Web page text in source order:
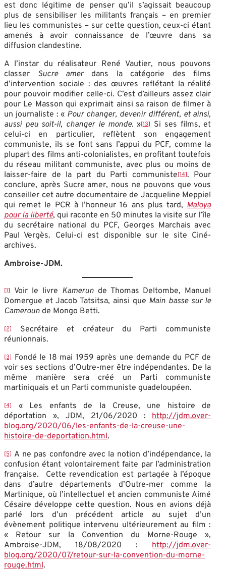
est donc légitime de penser qu’il s’agissait beaucoup
plus de sensibiliser les militants français – en premier
lieu les communistes – sur cette question, ceux-ci étant
amenés à avoir connaissance de l’œuvre dans sa
diffusion clandestine.
A l’instar du réalisateur René Vautier, nous pouvons
classer Sucre amerdans la catégorie des films
d’intervention sociale : des œuvres reflétant la réalité
pour pouvoir modifier celle-ci. C’est d’ailleurs assez clair
pour Le Masson qui exprimait ainsi sa raison de filmer à
un journaliste : « Pour changer, devenir différent, et ainsi,
aussi peu soit-il, changer le monde. »[13]
Si ses films, et
celui-ci en particulier, reflètent son engagement
communiste, ils se font sans l’appui du PCF, comme la
plupart des films anti-colonialistes, en profitant toutefois
du réseau militant communiste, avec plus ou moins de
laisser-faire de la part du Parti communiste[14]. Pour
conclure, après Sucre amer, nous ne pouvons que vous
conseiller cet autre documentaire de Jacqueline Meppiel
qui remet le PCR à l’honneur 16 ans plus tard, Maloya
pour la liberté, qui raconte en 50 minutes la visite sur l’île
du secrétaire national du PCF, Georges Marchais avec
Paul Vergès. Celui-ci est disponible sur le site Ciné-
archives.
Ambroise-JDM.
[1] Voir le livre Kamerunde Thomas Deltombe, Manuel
Domergue et Jacob Tatsitsa, ainsi que Main basse sur le
Cameroun de Mongo Betti.
[2]
Secrétaire et créateur du Parti communiste
réunionnais.
[3]
Fondé le 18 mai 1959 après une demande du PCF de
voir ses sections d’Outre-mer être indépendantes. De la
même manière sera créé un Parti communiste
martiniquais et un Parti communiste guadeloupéen.
[4]
« Les enfants de la Creuse, une histoire de
déportation », JDM, 21/06/2020 : http://jdm.over-
blog.org/2020/06/les-enfants-de-la-creuse-une-
histoire-de-deportation.html.
[5] A ne pas confondre avec la notion d’indépendance, la
confusion étant volontairement faite par l’administration
française. Cette revendication est partagée à l’époque
dans d’autre départements d’Outre-mer comme la
Martinique, où l’intellectuel et ancien communiste Aimé
Césaire développe cette question. Nous en avions déjà
parlé lors d’un précédent article au sujet d’un
évènement politique intervenu ultérieurement au film :
« Retour sur la Convention du Morne-Rouge »,
Ambroise-JDM, 18/08/2020 : http://jdm.over-
blog.org/2020/07/retour-sur-la-convention-du-morne-
rouge.html.